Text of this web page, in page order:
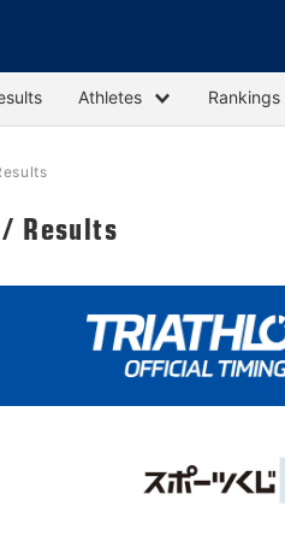
Athletes Rankings
Results